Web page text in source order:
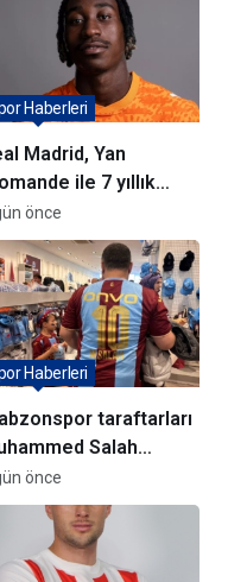
Madrid, Yan
ile 7 yıllık
imzaladı
Haberleri
önce
taraftarları
Salah
akın ediyor
Haberleri
önce